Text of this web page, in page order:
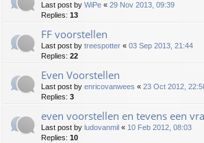
Last post by WiPe « 29 Nov 2013, 09:39
Replies: 13
FF voorstellen
Last post by treespotter « 03 Sep 2013, 21:44
Replies: 22
Even Voorstellen
Last post by enricovanwees « 23 Oct 2012,
Replies: 3
even voorstellen en tevens een
Last post by ludovanmil « 10 Feb 2012, 08:03
Replies: 10